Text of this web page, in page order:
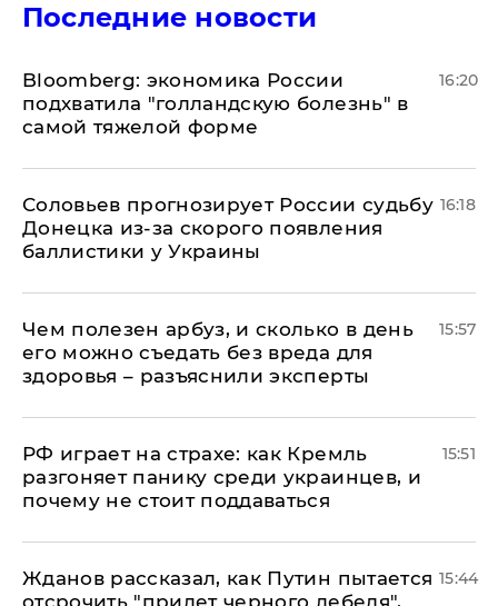
Последние новости
Bloomberg: экономика России
подхватила "голландскую болезнь" в
самой тяжелой форме
16:20
Соловьев прогнозирует России судьбу
Донецка из-за скорого появления
баллистики у Украины
16:18
Чем полезен арбуз, и сколько в день
его можно съедать без вреда для
здоровья – разъяснили эксперты
15:57
РФ играет на страхе: как Кремль
разгоняет панику среди украинцев, и
почему не стоит поддаваться
15:51
Жданов рассказал, как Путин пытается
отсрочить "прилет черного лебедя",
15:44